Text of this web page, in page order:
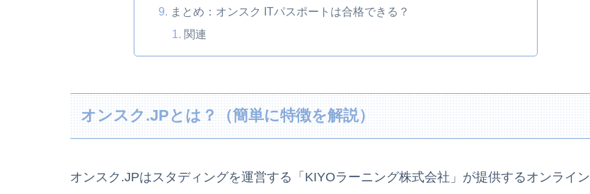
まとめ：オンスク ITパスポートは合格できる？
関連
オンスク.JPとは？（簡単に特徴を解説）
オンスク.JPはスタディングを運営する「KIYOラーニング株式会社」が提供するオンライン